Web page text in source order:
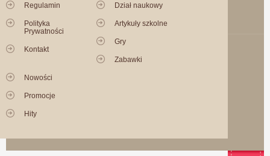
Regulamin
Polityka
Prywatności
Kontakt
Dział naukowy
Artykuły szkolne
Gry
Zabawki
Nowości
Promocje
Hity